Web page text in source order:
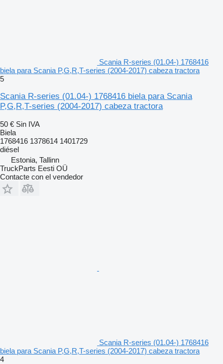
Scania R-series (01.04-) 1768416
biela para Scania P,G,R,T-series (2004-2017) cabeza tractora
5
Scania R-series (01.04-) 1768416 biela para Scania
P,G,R,T-series (2004-2017) cabeza tractora
50 € Sin IVA
Biela
1768416 1378614 1401729
diésel
Estonia, Tallinn
TruckParts Eesti OÜ
Contacte con el vendedor
Scania R-series (01.04-) 1768416
biela para Scania P,G,R,T-series (2004-2017) cabeza tractora
4